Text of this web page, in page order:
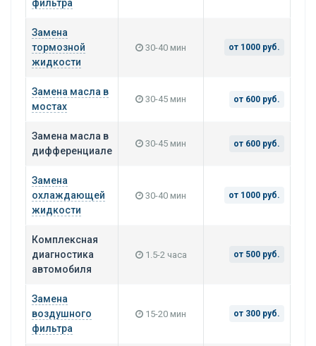
фильтра
Замена
тормозной
жидкости
30-40 мин от 1000 руб.
Замена масла в
мостах
30-45 мин от 600 руб.
Замена масла в
дифференциале
30-45 мин от 600 руб.
Замена
охлаждающей
жидкости
30-40 мин от 1000 руб.
Комплексная
диагностика
автомобиля
1.5-2 часа от 500 руб.
Замена
воздушного
фильтра
15-20 мин от 300 руб.